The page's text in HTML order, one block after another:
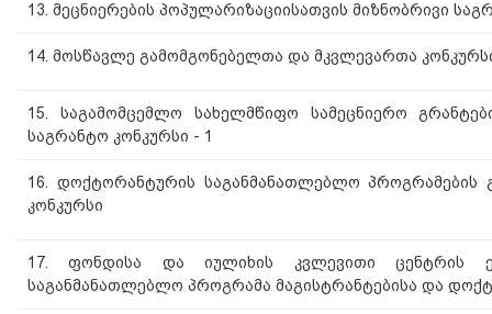
13. მეცნიერების პოპულარიზაციისათვის მიზნობრივი
14. მოსწავლე გამომგონებელთა და მკვლევართა
15. საგამომცემლო სახელმწიფო სამეცნიერო
საგრანტო კონკურსი - 1
16. დოქტორანტურის საგანმანათლებლო პროგრამების
კონკურსი
17. ფონდისა და იულიხის კვლევითი ცენტრის
საგანმანათლებლო პროგრამა მაგისტრანტებისა და